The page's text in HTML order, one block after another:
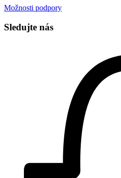
Možnosti podpory
Sledujte nás